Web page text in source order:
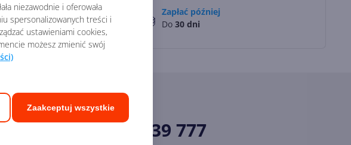
niezawodnie i oferowała
spersonalizowanych treści i
ustawieniami cookies,
możesz zmienić swój
Zaakceptuj wszystkie
Zapłać później
Do 30 dni
34 33 39 777